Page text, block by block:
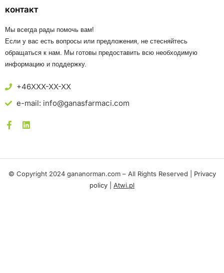
контакт
Мы всегда рады помочь вам!
Если у вас есть вопросы или предложения, не стесняйтесь
обращаться к нам. Мы готовы предоставить всю необходимую
информацию и поддержку.
+46XXX-XX-XX
e-mail: info@ganasfarmaci.com
© Copyright 2024 gananorman.com – All Rights Reserved | Privacy
policy
Atwi.pl